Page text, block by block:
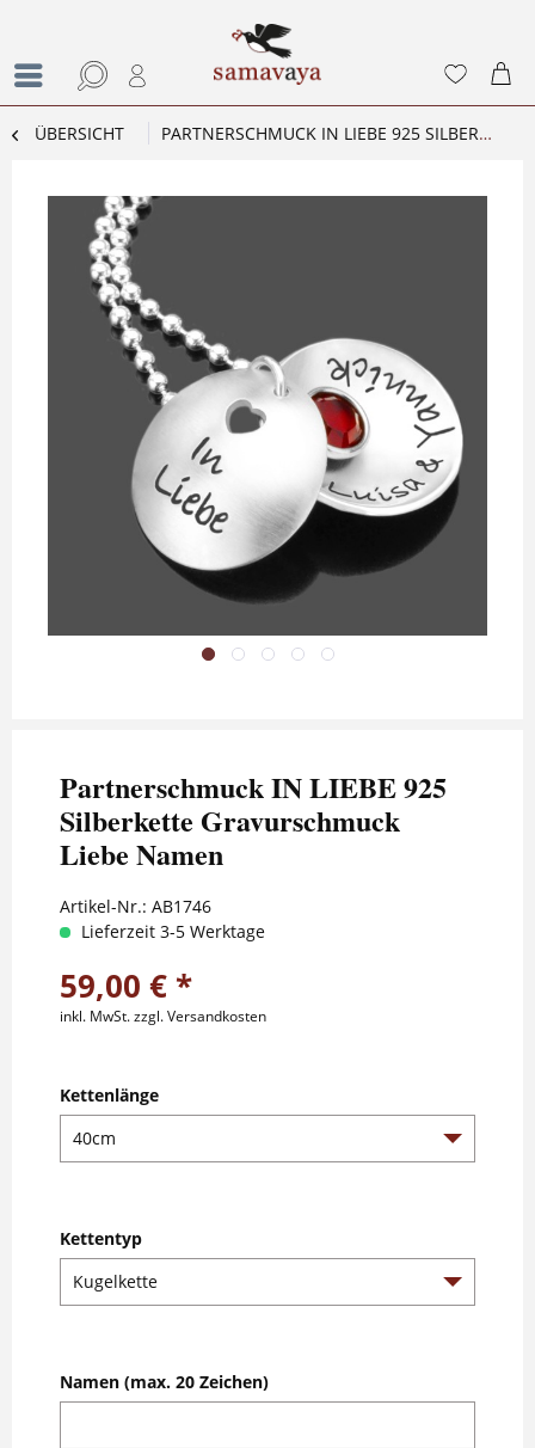
ÜBERSICHT PARTNERSCHMUCK IN LIEBE 925 SILBERKETTE GRAVURSCHMUCK LIEBE NAMEN
Partnerschmuck IN LIEBE 925
Silberkette Gravurschmuck
Liebe Namen
Artikel-Nr.: AB1746
Lieferzeit 3-5 Werktage
59,00 € *
inkl. MwSt.zzgl. Versandkosten
Kettenlänge
Kettentyp
Namen (max. 20 Zeichen)